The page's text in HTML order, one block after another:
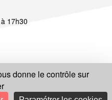
17h30
actualité
donne le contrôle sur